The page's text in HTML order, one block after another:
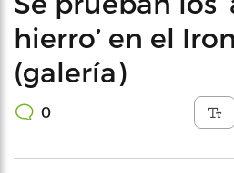
hierro’ en el
(galería)
0